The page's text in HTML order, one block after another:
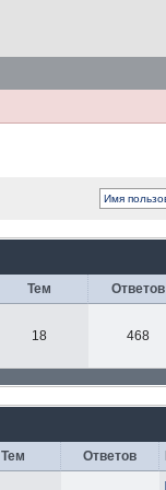
Тем Ответов
18 468
Тем Ответов